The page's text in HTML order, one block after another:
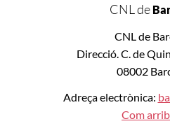
CNL de
CNL de
Direcció. C. de
08002
Adreça electrònica:
Com